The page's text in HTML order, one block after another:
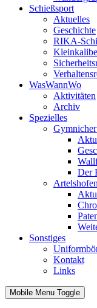
Schießsport
Aktuelles
Geschichte
RIKA-
WasWannWo
Aktivitäten
Archiv
Spezielles
Der
Artelshofen
Sonstiges
Kontakt
Links
Mobile Menu Toggle